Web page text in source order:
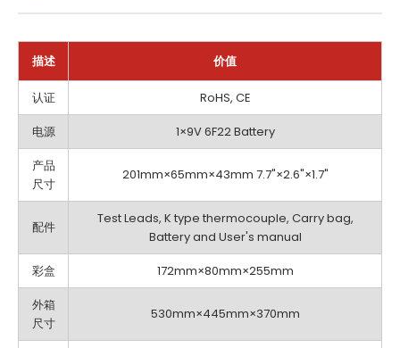
描述 价值
认证
RoHS, CE
电源
1×9V 6F22 Battery
产品
尺寸
201mm×65mm×43mm 7.7"×2.6"×1.7"
配件
Test Leads, K type thermocouple, Carry bag,
Battery and User's manual
彩盒
172mm×80mm×255mm
外箱
尺寸
530mm×445mm×370mm